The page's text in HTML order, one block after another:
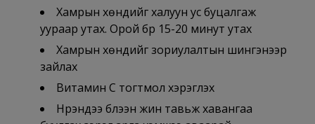
Хамрын хөндийг халуун ус буцалгаж
уураар утах. Орой бүр 15-20 минут утах
Хамрын хөндийг зориулалтын шингэнээр
зайлах
Витамин С тогтмол хэрэглэх
Нүүрэндээ бүлээн жин тавьж хавангаа